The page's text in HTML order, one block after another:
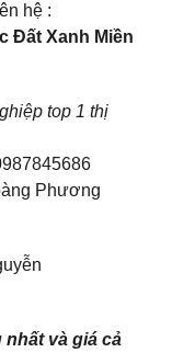
hệ :
Đất Xanh Miền
top 1 thị
Phương
nhất và giá cả